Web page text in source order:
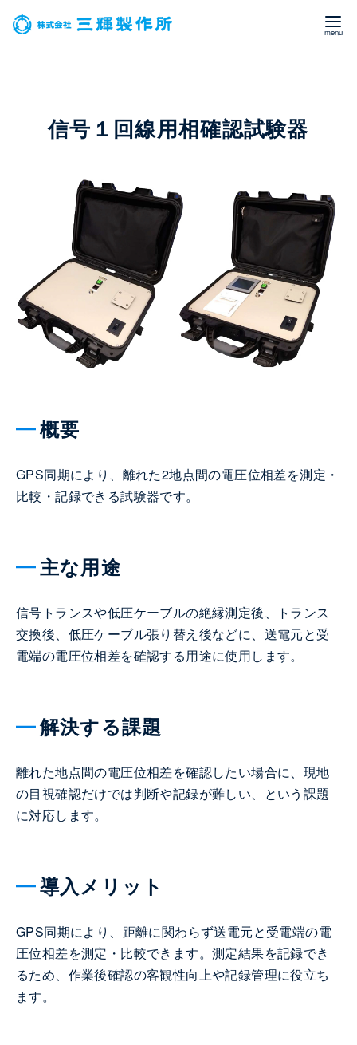
信号１回線用相確認試験器
概要
GPS同期により、離れた2地点間の電圧位相差を測定・
比較・記録できる試験器です。
主な用途
信号トランスや低圧ケーブルの絶縁測定後、トランス
交換後、低圧ケーブル張り替え後などに、送電元と受
電端の電圧位相差を確認する用途に使用します。
解決する課題
離れた地点間の電圧位相差を確認したい場合に、現地
の目視確認だけでは判断や記録が難しい、という課題
に対応します。
導入メリット
GPS同期により、距離に関わらず送電元と受電端の電
圧位相差を測定・比較できます。測定結果を記録でき
るため、作業後確認の客観性向上や記録管理に役立ち
ます。